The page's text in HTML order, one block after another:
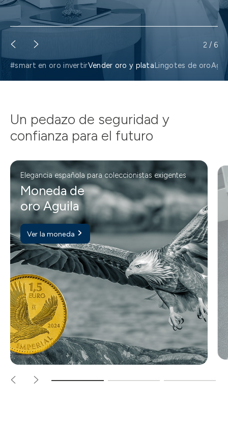
#smart en oro invertirVender oro y plataLingotes de oro
2 / 6
Un pedazo de seguridad y
confianza para el futuro
Elegancia española para coleccionistas exigentes
Moneda de
oro Aguila
Ver la moneda